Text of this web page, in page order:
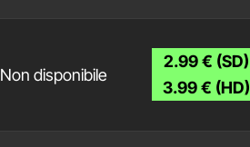
Non disponibile
2.99 € (SD)
3.99 € (HD)